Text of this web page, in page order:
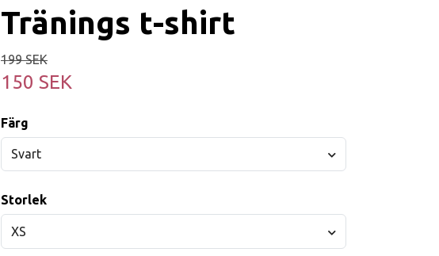
Tränings t-shirt
199 SEK
150 SEK
Färg
Svart
Storlek
XS